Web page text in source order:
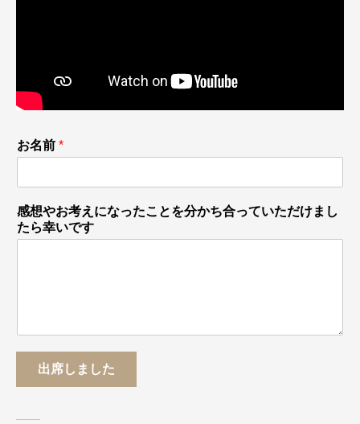
お名前 *
感想やお考えになったことを分かち合っていただけまし
たら幸いです
出席しました